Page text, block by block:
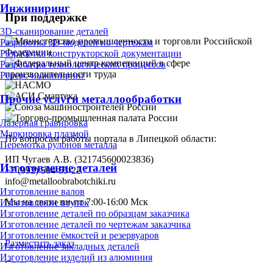
Инжиниринг
3D-сканирование деталей
Разработка 3D-моделей по чертежам
Разработка конструкторской документации
Разработка технологических процессов
Реверс-инжиниринг
Прочие услуги металлообработки
Лазерная гравировка
Маркировка плазмой
Перемотка рулонов металла
Изготовление деталей
Изготовление валов
Изготовление втулок
Изготовление деталей по образцам заказчика
Изготовление деталей по чертежам заказчика
Изготовление ёмкостей и резервуаров
Изготовление закладных деталей
Изготовление изделий из алюминия
При поддержке
По вопросам работы портала в Липецкой области:
ИП Чугаев А.В. (321745600023836)
+7 (992) 504-53-22
info@metalloobrabotchiki.ru
Мы на связи пн-пт 7:00-16:00 Мск
Разместить заказ